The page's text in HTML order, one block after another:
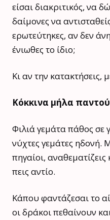
είσαι διακριτικός, να
δαίμονες να
ερωτεύτηκες, αν δεν
ένιωθες το ίδιο;
Κι αν την κατακτήσεις,
Κόκκινα μήλα
Φιλιά γεμάτα πάθος σε
νύχτες γεμάτες ηδονή.
πηγαίοι,
πεις αντίο.
Κάπου φαντάζεσαι το
οι δράκοι πεθαίνουν